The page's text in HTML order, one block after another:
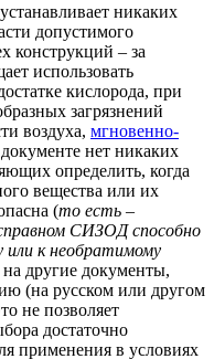
никаких
допустимого
конструкций – за
использовать
кислорода, при
загрязнений
воздуха, мгновенно-
нет никаких
определить, когда
вещества или их
(то есть –
СИЗОД способно
или к необратимому
другие документы,
(на русском или другом
не позволяет
достаточно
применения в условиях